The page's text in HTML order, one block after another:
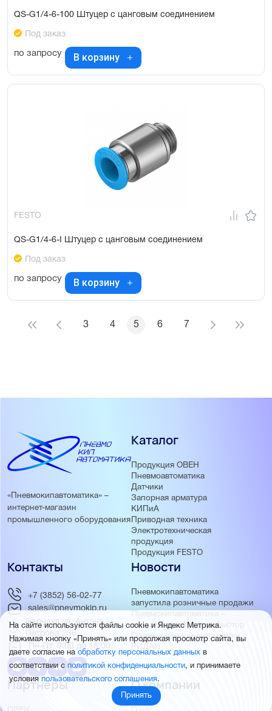
QS-G1/4-6-100 Штуцер с цанговым соединением
Под заказ
по запросу В корзину
FESTO
QS-G1/4-6-I Штуцер с цанговым соединением
Под заказ
по запросу В корзину
3 4 5 6 7
«Пневмокипавтоматика» –
интернет-магазин
промышленного оборудования
Каталог
Продукция ОВЕН
Пневмоавтоматика
Датчики
Запорная арматура
КИПиА
Приводная техника
Электротехническая
продукция
Продукция FESTO
Новости
Пневмокипавтоматика
запустила розничные продажи
Пневмокипавтоматика –
официальный дистрибьютор
Промышленной автоматики
РИДАН
Партнёры О компании
Контакты
+7 (3852) 56-02-77
sales@pnevmokip.ru
Барнаул ул. Антона
Петрова 236
Пн-Пт: 9:00 до 18:00
На сайте используются файлы cookie и Яндекс Метрика.
Нажимая кнопку «Принять» или продолжая просмотр сайта, вы
даете согласие наобработку персональных данных в
соответствии с политикой конфиденциальности, и принимаете
условия пользовательского соглашения.
Принять